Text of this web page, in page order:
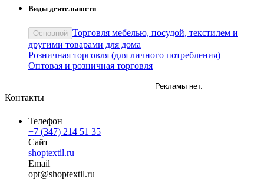
Виды деятельности
Основной Торговля мебелью, посудой, текстилем и
другими товарами для дома
Розничная торговля (для личного потребления)
Оптовая и розничная торговля
Рекламы нет.
Контакты
Телефон
+7 (347) 214 51 35
Сайт
shoptextil.ru
Email
opt@shoptextil.ru